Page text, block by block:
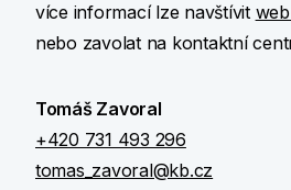
více informací lze navštívit
nebo zavolat na kontaktní
Tomáš Zavoral
+420 731 493 296
tomas_zavoral@kb.cz